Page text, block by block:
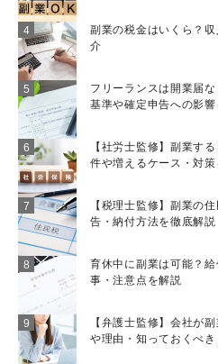
談実施・契約締結までを引き受け
い」といったケースもあります
合った営業体制の構築を求められ
営業コンサルをお願いされたりす
スもあるでしょう。 報酬体系は、企業
や依頼される仕事の範囲によって
場合があります。固定報酬や成果
ほか、それらを組み合せた複合
用している場合もあります。 なお、フ
リーランス人材のマッチングサイ
ージェントサービス経由で、営業
を持つ人材として案件を受注する
手段もあります。 2.販売代理店 販売代
理店は、企業から商品やサービ
権を得て、企業に代わって商品
スの営業や販売を行います。 販
店の場合、以下の種類に分類され
副業の税金はいくら？
介
フリーランスは開業届
基準や確定申告への影響
【社労士監修】副業す
件や増えるケース・対
【税理士監修】副業の
告・納付方法を徹底解説
育休中に副業は可能？
事・注意点を解説
【弁護士監修】会社が
や理由・知っておくべ